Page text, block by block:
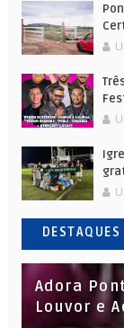
DESTAQUES
Adora
Louvor e